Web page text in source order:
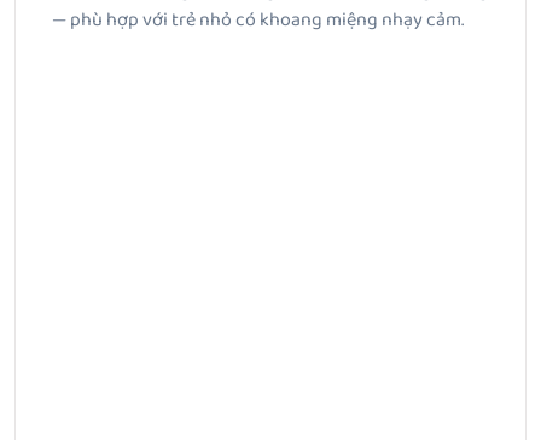
— phù hợp với trẻ nhỏ có khoang miệng nhạy cảm.